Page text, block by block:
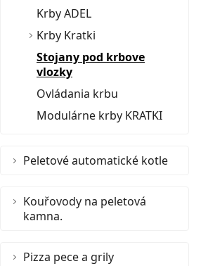
Krby ADEL
Krby Kratki
Stojany pod krbove
vlozky
Ovládania krbu
Modulárne krby KRATKI
Peletové automatické kotle
Kouřovody na peletová
kamna.
Pizza pece a grily